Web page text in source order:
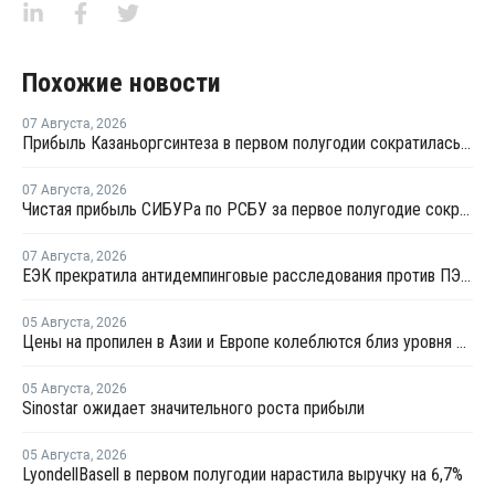
Похожие новости
07 Августа, 2026
Прибыль Казаньоргсинтеза в первом полугодии сократилась более чем в 2 раза
07 Августа, 2026
Чистая прибыль СИБУРа по РСБУ за первое полугодие сократилась в 3,6 раза
07 Августа, 2026
ЕЭК прекратила антидемпинговые расследования против ПЭ и ПП из Азербайджана и Туркменистана
05 Августа, 2026
Цены на пропилен в Азии и Европе колеблются близ уровня в USD1000
05 Августа, 2026
Sinostar ожидает значительного роста прибыли
05 Августа, 2026
LyondellBasell в первом полугодии нарастила выручку на 6,7%